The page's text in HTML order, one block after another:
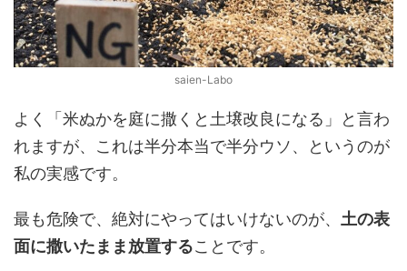
saien-Labo
よく「米ぬかを庭に撒くと土壌改良になる」と言わ
れますが、これは半分本当で半分ウソ、というのが
私の実感です。
最も危険で、絶対にやってはいけないのが、 土の表
面に撒いたまま放置することです。